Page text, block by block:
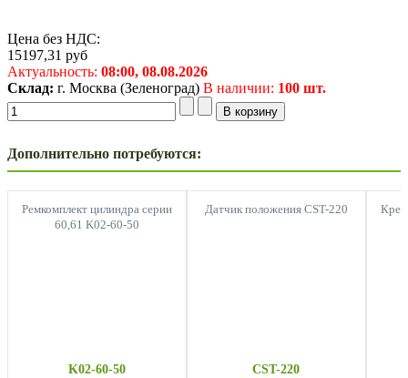
Цена без НДС:
15197,31 руб
Актуальность: 08:00, 08.08.2026
Склад: г. Москва (Зеленоград) В наличии: 100 шт.
Дополнительно потребуются:
Ремкомплект цилиндра серии
60,61 K02-60-50
K02-60-50
Датчик положения CST-220
CST-220